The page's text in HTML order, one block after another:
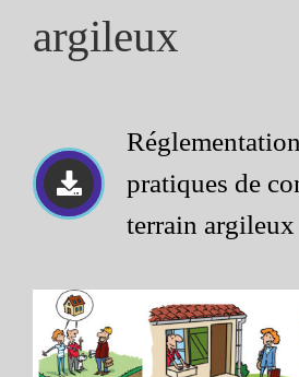
argileux
pratiques de
terrain argileux